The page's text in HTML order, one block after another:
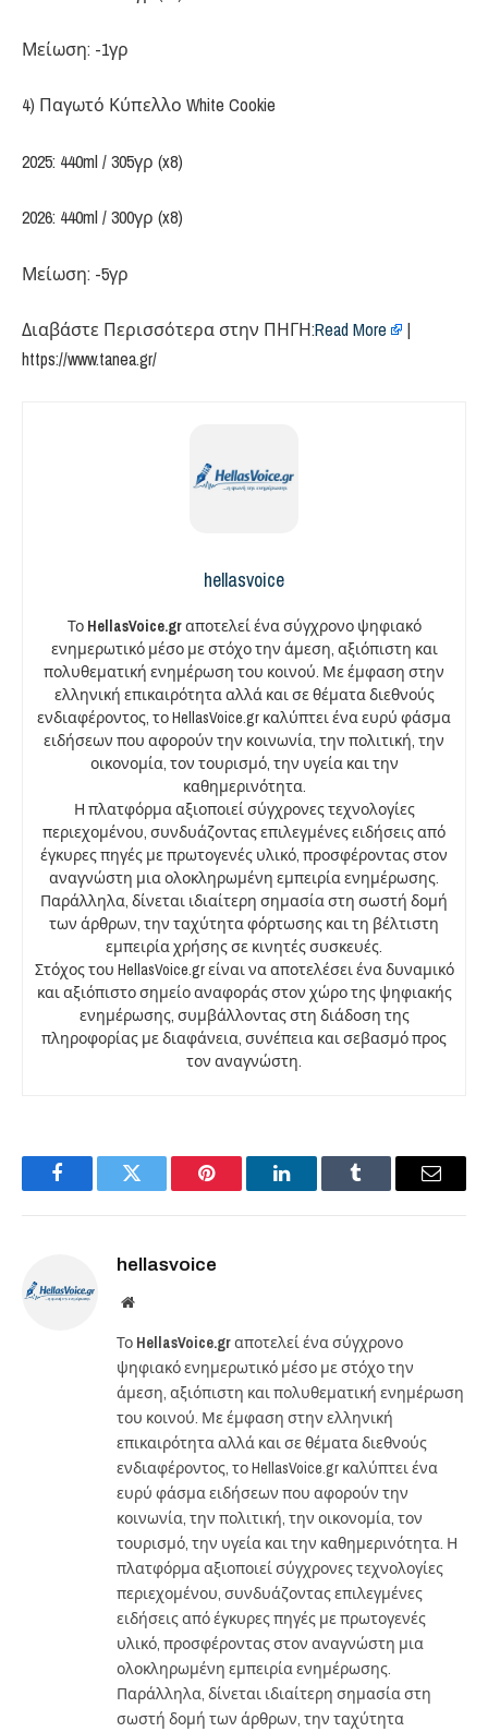
Μείωση: -1γρ
4) Παγωτό Κύπελλο White Cookie
2025: 440ml / 305γρ (x8)
2026: 440ml / 300γρ (x8)
Μείωση: -5γρ
Διαβάστε Περισσότερα στην ΠΗΓΗ:​Read More
|
https://www.tanea.gr/
hellasvoice
Το HellasVoice.grαποτελεί ένα σύγχρονο ψηφιακό
ενημερωτικό μέσο με στόχο την άμεση, αξιόπιστη και
πολυθεματική ενημέρωση του κοινού. Με έμφαση στην
ελληνική επικαιρότητα αλλά και σε θέματα διεθνούς
ενδιαφέροντος, το HellasVoice.gr καλύπτει ένα ευρύ φάσμα
ειδήσεων που αφορούν την κοινωνία, την πολιτική, την
οικονομία, τον τουρισμό, την υγεία και την
καθημερινότητα.
Η πλατφόρμα αξιοποιεί σύγχρονες τεχνολογίες
περιεχομένου, συνδυάζοντας επιλεγμένες ειδήσεις από
έγκυρες πηγές με πρωτογενές υλικό, προσφέροντας στον
αναγνώστη μια ολοκληρωμένη εμπειρία ενημέρωσης.
Παράλληλα, δίνεται ιδιαίτερη σημασία στη σωστή δομή
των άρθρων, την ταχύτητα φόρτωσης και τη βέλτιστη
εμπειρία χρήσης σε κινητές συσκευές.
Στόχος του HellasVoice.gr είναι να αποτελέσει ένα δυναμικό
και αξιόπιστο σημείο αναφοράς στον χώρο της ψηφιακής
ενημέρωσης, συμβάλλοντας στη διάδοση της
πληροφορίας με διαφάνεια, συνέπεια και σεβασμό προς
τον αναγνώστη.
FacebookTwitter Pinterest LinkedInTumblr Email
hellasvoice
Website
Το HellasVoice.grαποτελεί ένα σύγχρονο
ψηφιακό ενημερωτικό μέσο με στόχο την
άμεση, αξιόπιστη και πολυθεματική ενημέρωση
του κοινού. Με έμφαση στην ελληνική
επικαιρότητα αλλά και σε θέματα διεθνούς
ενδιαφέροντος, το HellasVoice.gr καλύπτει ένα
ευρύ φάσμα ειδήσεων που αφορούν την
κοινωνία, την πολιτική, την οικονομία, τον
τουρισμό, την υγεία και την καθημερινότητα. Η
πλατφόρμα αξιοποιεί σύγχρονες τεχνολογίες
περιεχομένου, συνδυάζοντας επιλεγμένες
ειδήσεις από έγκυρες πηγές με πρωτογενές
υλικό, προσφέροντας στον αναγνώστη μια
ολοκληρωμένη εμπειρία ενημέρωσης.
Παράλληλα, δίνεται ιδιαίτερη σημασία στη
σωστή δομή των άρθρων, την ταχύτητα